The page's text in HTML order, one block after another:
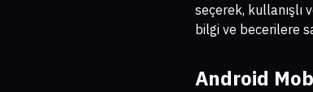
seçerek, kullanışlı
bilgi ve becerilere
Android